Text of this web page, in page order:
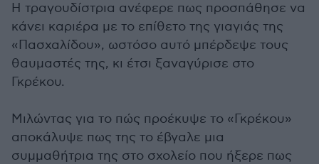
Η τραγουδίστρια ανέφερε πως προσπάθησε να
κάνει καριέρα με το επίθετο της γιαγιάς της
«Πασχαλίδου», ωστόσο αυτό μπέρδεψε τους
θαυμαστές της, κι έτσι ξαναγύρισε στο
Γκρέκου.
Μιλώντας για το πώς προέκυψε το «Γκρέκου»
αποκάλυψε πως της το έβγαλε μια
συμμαθήτρια της στο σχολείο που ήξερε πως